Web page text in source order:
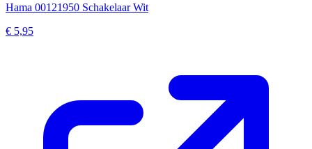
Hama 00121950 Schakelaar Wit
€ 5,95